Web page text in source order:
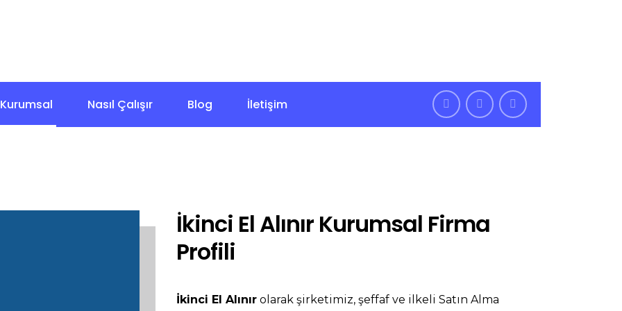
Kurumsal Nasıl Çalışır Blog İletişim
İkinci El Alınır Kurumsal Firma
Profili
İkinci El Alınır olarak şirketimiz, şeffaf ve ilkeli Satın Alma